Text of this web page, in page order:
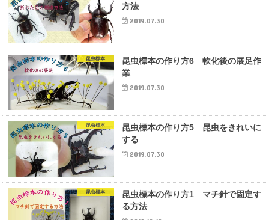
方法
2019.07.30
昆虫標本
昆虫標本の作り方6 軟化後の展足作
業
2019.07.30
昆虫標本
昆虫標本の作り方5 昆虫をきれいに
する
2019.07.30
昆虫標本
昆虫標本の作り方1 マチ針で固定す
る方法